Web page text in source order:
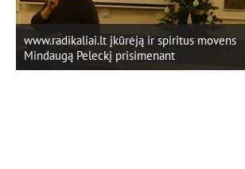
www.radikaliai.lt įkūrėją ir spiritus movens
Mindaugą Peleckį prisimenant